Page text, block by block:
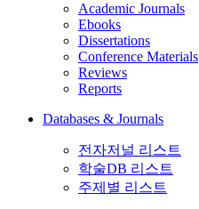
Academic Journals
Ebooks
Dissertations
Conference Materials
Reviews
Reports
Databases & Journals
전자저널 리스트
학술DB 리스트
주제별 리스트